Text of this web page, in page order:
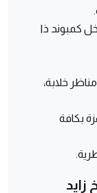
24 ساعة داخل كمبوند ذا
خلابة،
بكافة